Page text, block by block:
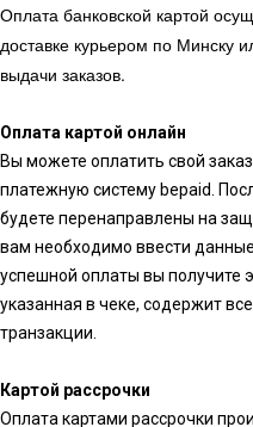
Оплата банковской картой
доставке курьером по Минску
выдачи заказов.
Оплата картой онлайн
Вы можете оплатить свой
платежную систему bepaid.
будете перенаправлены на
вам необходимо ввести
успешной оплаты вы получите
указанная в чеке, содержит
транзакции.
Картой рассрочки
Оплата картами рассрочки